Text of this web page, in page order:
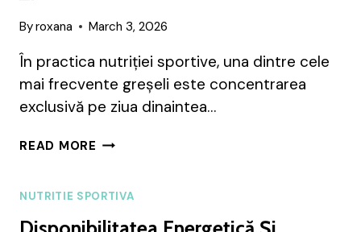
Byroxana March 3, 2026
În practica nutriției sportive, una dintre cele
mai frecvente greșeli este concentrarea
exclusivă pe ziua dinaintea…
READ MORE CE
DE
NUTRITIE SPORTIVA